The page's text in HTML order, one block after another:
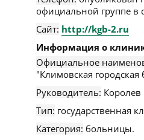
официальной группе в
Сайт: http://kgb-2.ru
Информация о
Официальное
"Климовская
Руководитель:
Тип: государственная
Категория: больницы.